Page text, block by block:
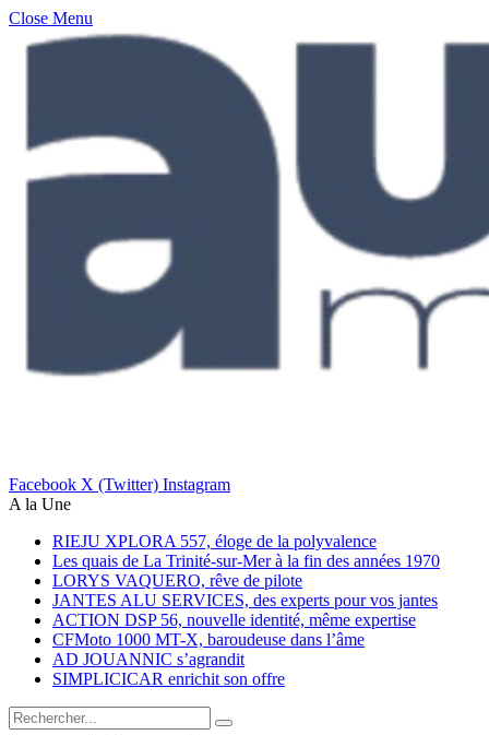
Close Menu
Facebook X (Twitter) Instagram
A la Une
RIEJU XPLORA 557, éloge de la polyvalence
Les quais de La Trinité-sur-Mer à la fin des années 1970
LORYS VAQUERO, rêve de pilote
JANTES ALU SERVICES, des experts pour vos jantes
ACTION DSP 56, nouvelle identité, même expertise
CFMoto 1000 MT-X, baroudeuse dans l’âme
AD JOUANNIC s’agrandit
SIMPLICICAR enrichit son offre